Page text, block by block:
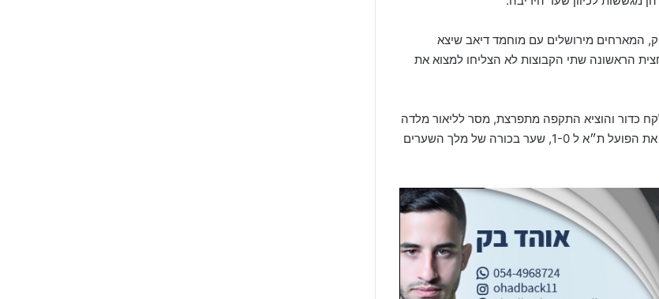
מירושלים עם מוחמד דיאב שיצא
הראשונה שתי הקבוצות לא הצליחו למצוא את
לקח כדור והוציא התקפה מתפרצת, מסר לליאור מלדה
שמחמישה מטרים מצא את הרשת והעלה את הפועל ת״א ל 1-0, שער בכורה של מלך השערים